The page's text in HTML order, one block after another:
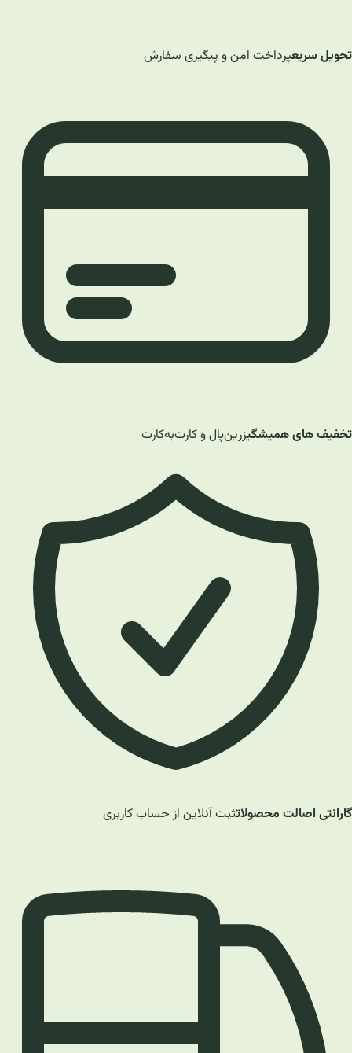
تحویل سریعپرداخت امن و پیگیری سفارش
تخفیف های همیشگیزرین‌پال و کارت‌به‌کارت
گارانتی اصالت محصولاتثبت آنلاین از حساب کاربری